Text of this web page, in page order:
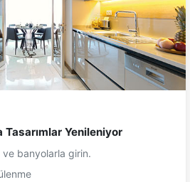
Yenileniyor
banyolarla girin.